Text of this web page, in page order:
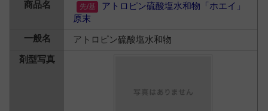
アトロピン硫酸塩水和物「ホエイ」
原末
アトロピン硫酸塩水和物